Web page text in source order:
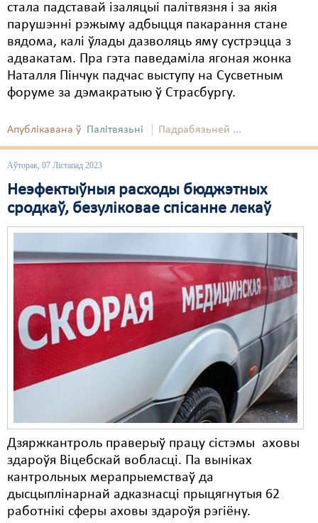
стала падставай ізаляцыі палітвязня і за якія
парушэнні рэжыму адбыцця пакарання стане
вядома, калі ўлады дазволяць яму сустрэцца з
адвакатам. Пра гэта паведаміла ягоная жонка
Наталля Пінчук падчас выступу на Сусветным
форуме за дэмакратыю ў Страсбургу.
Апублікавана ў Палітвязьні Падрабязьней ...
Аўторак, 07 Лістапад 2023
Неэфектыўныя расходы бюджэтных
сродкаў, безуліковае спісанне лекаў
Дзяржкантроль праверыў працу сістэмы аховы
здароўя Віцебскай вобласці. Па выніках
кантрольных мерапрыемстваў да
дысцыплінарнай адказнасці прыцягнутыя 62
работнікі сферы аховы здароўя рэгіёну.